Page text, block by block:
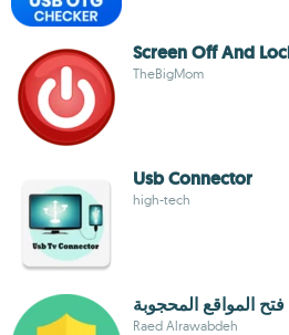
Screen Off And
TheBigMom
Usb Connector
high-tech
فتح المواقع المحجوبة
Raed Alrawabdeh